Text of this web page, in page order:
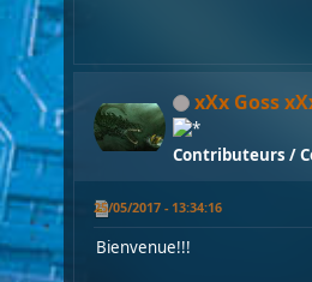
xXx Goss
Contributeurs /
25/05/2017 - 13:34:16
Bienvenue!!!